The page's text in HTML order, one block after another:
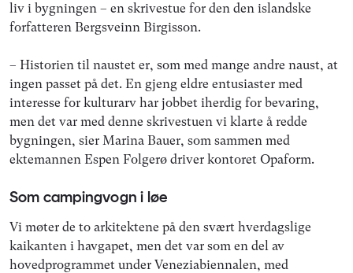
liv i bygningen – en skrivestue for den den islandske
forfatteren Bergsveinn Birgisson.
– Historien til naustet er, som med mange andre naust, at
ingen passet på det. En gjeng eldre entusiaster med
interesse for kulturarv har jobbet iherdig for bevaring,
men det var med denne skrivestuen vi klarte å redde
bygningen, sier Marina Bauer, som sammen med
ektemannen Espen Folgerø driver kontoret Opaform.
Som campingvogn i løe
Vi møter de to arkitektene på den svært hverdagslige
kaikanten i havgapet, men det var som en del av
hovedprogrammet under Veneziabiennalen, med